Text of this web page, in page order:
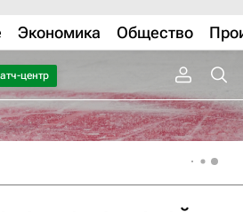
Экономика Общество
центр